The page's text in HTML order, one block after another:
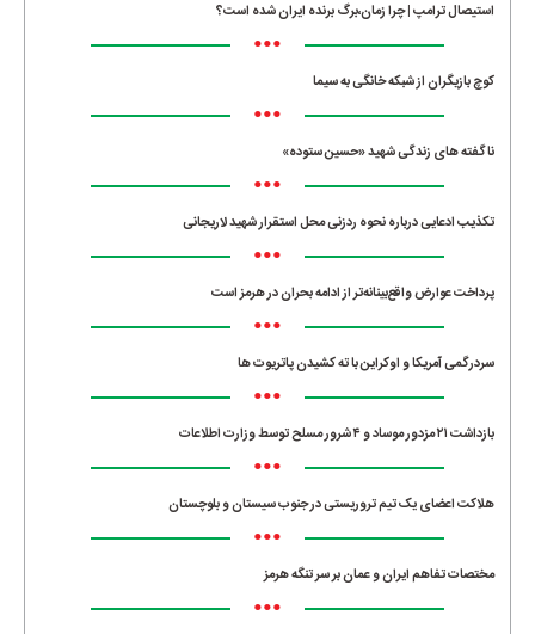
استیصال ترامپ | چرا زمان،برگ برنده ایران شده است؟
•••
کوچ بازیگران از شبکه خانگی به سیما
•••
ناگفته های زندگی شهید «حسین ستوده»
•••
تکذیب ادعایی درباره نحوه ردزنی محل استقرار شهید لاریجانی
•••
پرداخت عوارض واقع‌بینانه‌تر از ادامه بحران در هرمز است
•••
سردرگمی آمریکا و اوکراین با ته کشیدن پاتریوت ها
•••
بازداشت ۲۱ مزدور موساد و ۴ شرور مسلح توسط وزارت اطلاعات
•••
هلاکت اعضای یک تیم تروریستی در جنوب سیستان و بلوچستان
•••
مختصات تفاهم ایران و عمان بر سر تنگه هرمز
•••